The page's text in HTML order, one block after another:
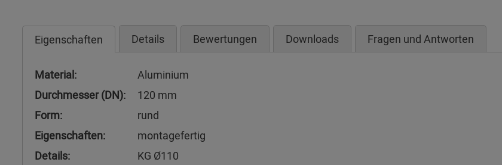
Eigenschaften Details Bewertungen Downloads Fragen und Antworten
Material:
Aluminium
Durchmesser (DN):
120 mm
Form:
rund
Eigenschaften:
montagefertig
Details:
KG Ø110